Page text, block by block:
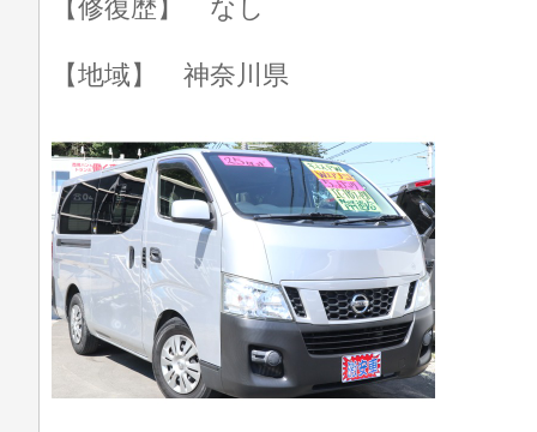
【修復歴】 なし
【地域】 神奈川県